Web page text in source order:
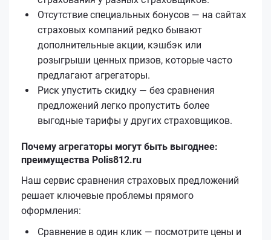
Отсутствие специальных бонусов — на сайтах
страховых компаний редко бывают
дополнительные акции, кэшбэк или
розыгрыши ценных призов, которые часто
предлагают агрегаторы.
Риск упустить скидку — без сравнения
предложений легко пропустить более
выгодные тарифы у других страховщиков.
Почему агрегаторы могут быть выгоднее:
преимущества Polis812.ru
Наш сервис сравнения страховых предложений
решает ключевые проблемы прямого
оформления:
Сравнение в один клик — посмотрите цены и